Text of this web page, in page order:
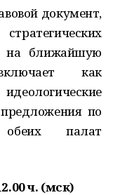
документ,
на ближайшую
как
по
обеих палат
ч. (мск)